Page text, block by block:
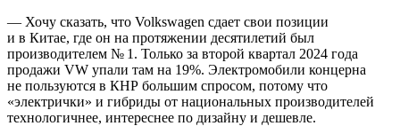
— Хочу сказать, что Volkswagen сдает свои позиции
и в Китае, где он на протяжении десятилетий был
производителем № 1. Только за второй квартал 2024 года
продажи VW упали там на 19%. Электромобили концерна
не пользуются в КНР большим спросом, потому что
«электрички» и гибриды от национальных производителей
технологичнее, интереснее по дизайну и дешевле.